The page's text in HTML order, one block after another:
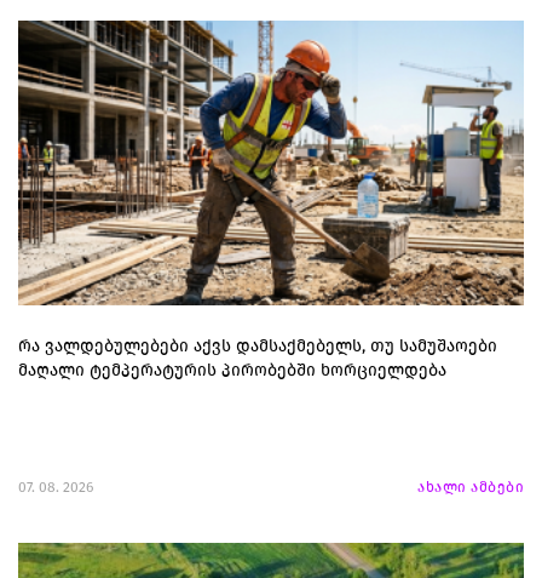
რა ვალდებულებები აქვს დამსაქმებელს, თუ სამუშაოები
მაღალი ტემპერატურის პირობებში ხორციელდება
07. 08. 2026 ახალი ამბები